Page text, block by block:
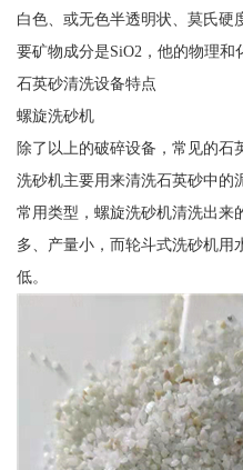
白色、或无色半透明状、莫氏硬
要矿物成分是SiO2，他的物理和
石英砂清洗设备特点
螺旋洗砂机
除了以上的破碎设备，常见的石
洗砂机主要用来清洗石英砂中的
常用类型，螺旋洗砂机清洗出来
多、产量小，而轮斗式洗砂机用
低。